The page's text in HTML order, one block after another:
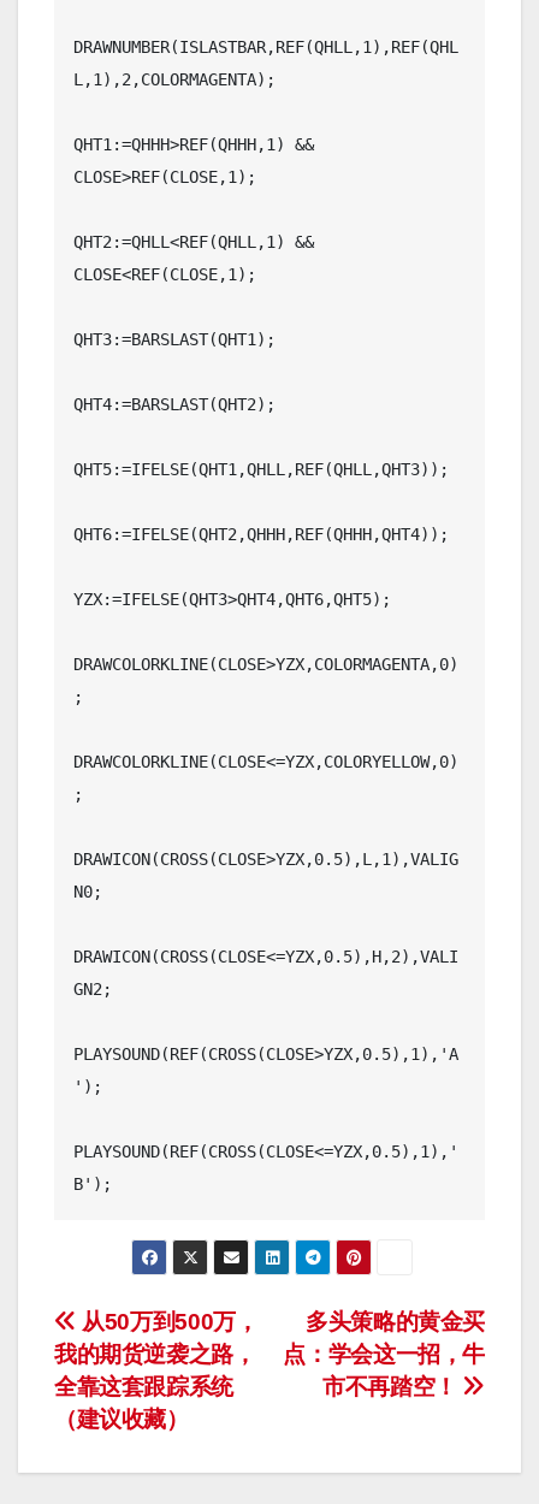
DRAWNUMBER(ISLASTBAR,REF(QHLL,1),REF(QHL
L,1),2,COLORMAGENTA);
QHT1:=QHHH>REF(QHHH,1) &&
CLOSE>REF(CLOSE,1);
QHT2:=QHLL<REF(QHLL,1) &&
CLOSE<REF(CLOSE,1);
QHT3:=BARSLAST(QHT1);
QHT4:=BARSLAST(QHT2);
QHT5:=IFELSE(QHT1,QHLL,REF(QHLL,QHT3));
QHT6:=IFELSE(QHT2,QHHH,REF(QHHH,QHT4));
YZX:=IFELSE(QHT3>QHT4,QHT6,QHT5);
DRAWCOLORKLINE(CLOSE>YZX,COLORMAGENTA,0)
;
DRAWCOLORKLINE(CLOSE<=YZX,COLORYELLOW,0)
;
DRAWICON(CROSS(CLOSE>YZX,0.5),L,1),VALIG
N0;
DRAWICON(CROSS(CLOSE<=YZX,0.5),H,2),VALI
GN2;
PLAYSOUND(REF(CROSS(CLOSE>YZX,0.5),1),'A
');
PLAYSOUND(REF(CROSS(CLOSE<=YZX,0.5),1),'
B');
文
章
导
航
多头策略的黄金买
点：学会这一招，牛
市不再踏空！
从50万到500万，
我的期货逆袭之路，
全靠这套跟踪系统
（建议收藏）